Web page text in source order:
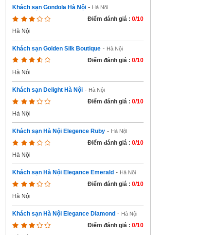
Khách sạn Gondola Hà Nội - Hà Nội
Điểm đánh giá : 0/10
Hà Nội
Khách sạn Golden Silk Boutique - Hà Nội
Điểm đánh giá : 0/10
Hà Nội
Khách sạn Delight Hà Nội - Hà Nội
Điểm đánh giá : 0/10
Hà Nội
Khách sạn Hà Nội Elegence Ruby - Hà Nội
Điểm đánh giá : 0/10
Hà Nội
Khách sạn Hà Nội Elegance Emerald - Hà Nội
Điểm đánh giá : 0/10
Hà Nội
Khách sạn Hà Nội Elegance Diamond - Hà Nội
Điểm đánh giá : 0/10